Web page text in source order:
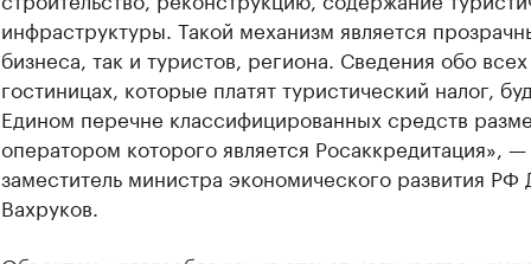
инфраструктуры. Такой механизм является
бизнеса, так и туристов, региона. Сведения обо
гостиницах, которые платят туристический налог,
Едином перечне классифицированных средств
оператором которого является Росаккредитация»,
заместитель министра экономического развития РФ
Вахруков.